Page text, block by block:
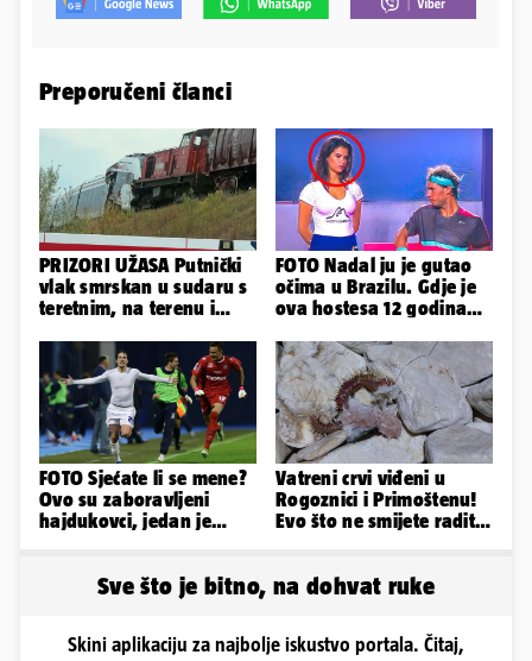
Preporučeni članci
PRIZORI UŽASA Putnički
vlak smrskan u sudaru s
teretnim, na terenu i
FOTO Nadal ju je gutao
očima u Brazilu. Gdje je
ova hostesa 12 godina
FOTO Sjećate li se mene?
Ovo su zaboravljeni
hajdukovci, jedan je
Vatreni crvi viđeni u
Rogoznici i Primoštenu!
Evo što ne smijete raditi
Sve što je bitno, na dohvat ruke
Skini aplikaciju za najbolje iskustvo portala. Čitaj,